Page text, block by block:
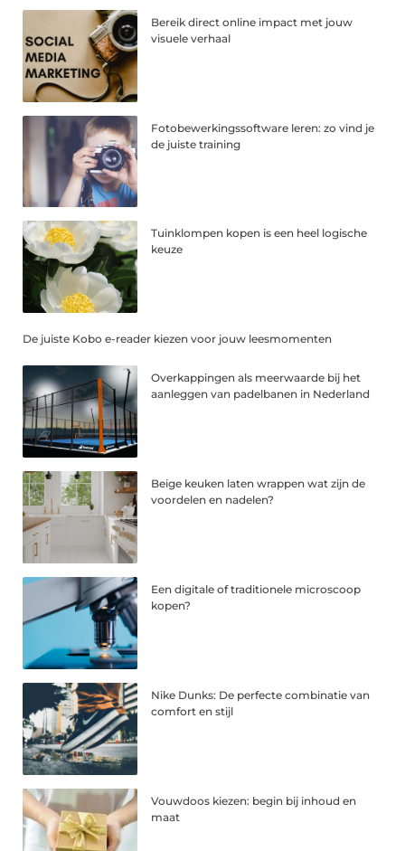
Bereik direct online impact met jouw
visuele verhaal
Fotobewerkingssoftware leren: zo vind je
de juiste training
Tuinklompen kopen is een heel logische
keuze
De juiste Kobo e-reader kiezen voor jouw leesmomenten
Overkappingen als meerwaarde bij het
aanleggen van padelbanen in Nederland
Beige keuken laten wrappen wat zijn de
voordelen en nadelen?
Een digitale of traditionele microscoop
kopen?
Nike Dunks: De perfecte combinatie van
comfort en stijl
Vouwdoos kiezen: begin bij inhoud en
maat